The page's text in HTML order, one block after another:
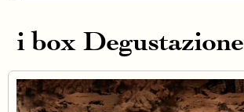
i box Degustazione